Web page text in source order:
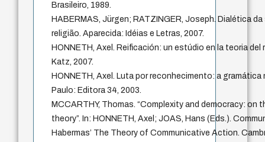
Brasileiro, 1989.
HABERMAS, Jürgen; RATZINGER, Joseph. Dialética
religião. Aparecida: Idéias e Letras, 2007.
HONNETH, Axel. Reificación: un estúdio en la teoria
Katz, 2007.
HONNETH, Axel. Luta por reconhecimento: a
Paulo: Editora 34, 2003.
MCCARTHY, Thomas. “Complexity and democracy:
theory”. In: HONNETH, Axel; JOAS, Hans (Eds.).
Habermas’ The Theory of Communicative Action.